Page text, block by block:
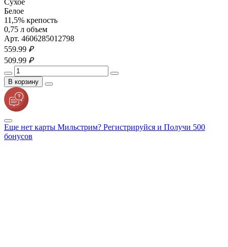
Сухое
Белое
11,5% крепость
0,75 л объем
Арт. 4606285012798
559.99 ₽
509.99 ₽
В корзину
Еще нет карты Мильстрим? Регистрируйся и Получи 500
бонусов